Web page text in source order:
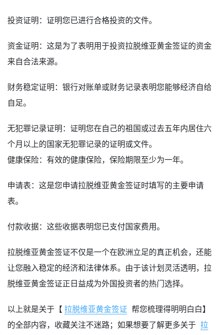
投资证明：证明您已进行合格投资的文件。
资金证明：这是为了表明用于投资拉脱维亚黄金签证的资金
来自合法来源。
财务稳定证明：银行对账单或财务记录表明您能够经济自给
自足。
无犯罪记录证明：证明您在自己的祖国或过去五年内居住六
个月以上的国家无犯罪记录的证明或文件。
健康保险：有效的健康保险，保险期限至少为一年。
申请表：这是您申请拉脱维亚黄金签证时填写的主要申请
表。
付款收据：这些收据表明您已支付国家费用。
拉脱维亚黄金签证不仅是一个在欧洲立足的真正机会，还能
让您融入稳定的经济和法律体系。由于该计划灵活透明，拉
脱维亚黄金签证正日益成为外国投资者的热门选择。
以上就是关于【 拉脱维亚黄金签证 帮您梳理得明明白白】
的全部内容，收藏关注不迷路；如果想要了解更多关于 拉